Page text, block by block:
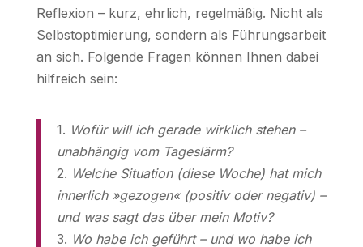
Reflexion – kurz, ehrlich, regelmäßig. Nicht als
Selbstoptimierung, sondern als Führungsarbeit
an sich. Folgende Fragen können Ihnen dabei
hilfreich sein:
1. Wofür will ich gerade wirklich stehen –
unabhängig vom Tageslärm?
2. Welche Situation (diese Woche) hat mich
innerlich »gezogen« (positiv oder negativ) –
und was sagt das über mein Motiv?
3. Wo habe ich geführt – und wo habe ich